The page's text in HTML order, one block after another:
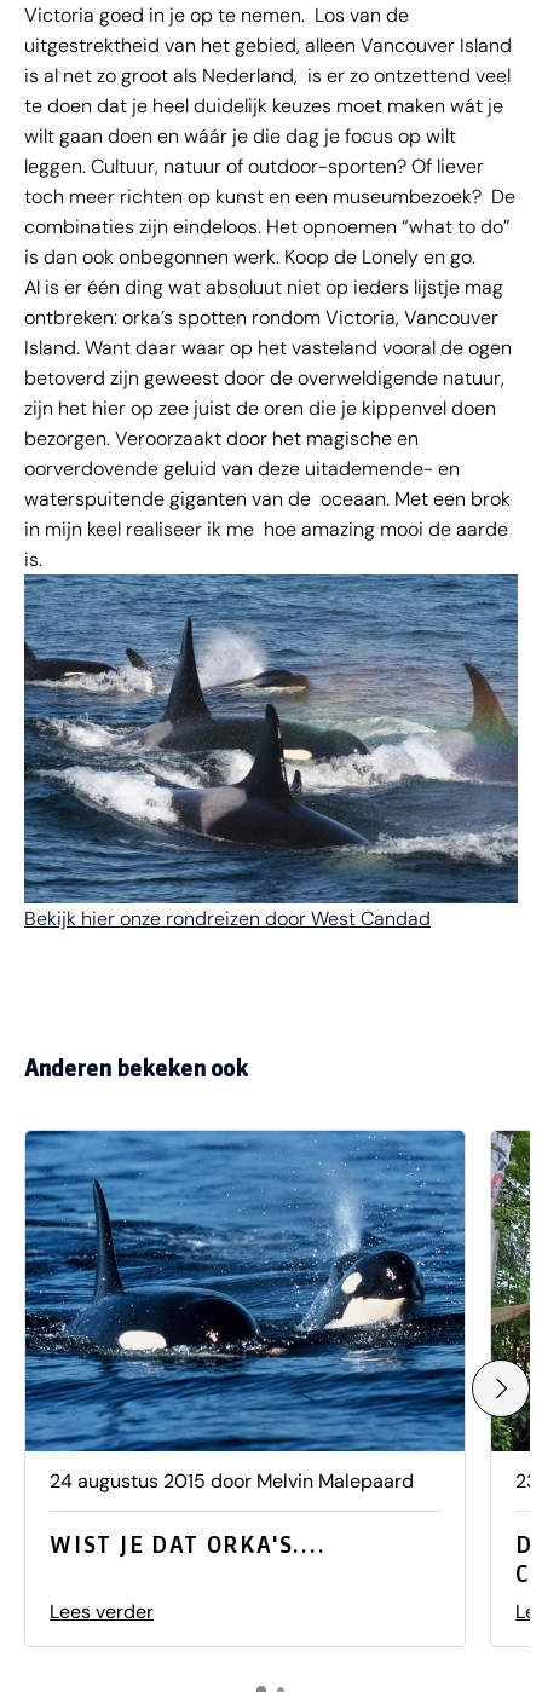
Victoria goed in je op te nemen. Los van de
uitgestrektheid van het gebied, alleen Vancouver Island
is al net zo groot als Nederland, is er zo ontzettend veel
te doen dat je heel duidelijk keuzes moet maken wát je
wilt gaan doen en wáár je die dag je focus op wilt
leggen. Cultuur, natuur of outdoor-sporten? Of liever
toch meer richten op kunst en een museumbezoek? De
combinaties zijn eindeloos. Het opnoemen “what to do”
is dan ook onbegonnen werk. Koop de Lonely en go.
Al is er één ding wat absoluut niet op ieders lijstje mag
ontbreken: orka’s spotten rondom Victoria, Vancouver
Island. Want daar waar op het vasteland vooral de ogen
betoverd zijn geweest door de overweldigende natuur,
zijn het hier op zee juist de oren die je kippenvel doen
bezorgen. Veroorzaakt door het magische en
oorverdovende geluid van deze uitademende- en
waterspuitende giganten van de oceaan. Met een brok
in mijn keel realiseer ik me hoe amazing mooi de aarde
is.
Bekijk hier onze rondreizen door West Candad
Anderen bekeken ook
24 augustus 2015 door Melvin Malepaard
WIST JE DAT ORKA'S....
Lees verder